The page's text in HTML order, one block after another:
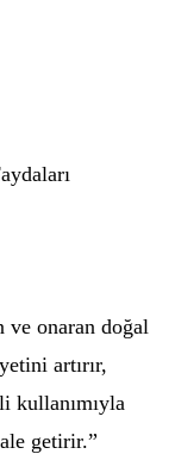
ve onaran doğal
artırır,
kullanımıyla
getirir.”